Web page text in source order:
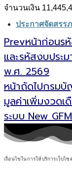
จำนวนเงิน
ประกาศจัดสรร
Prevหน้าก่อนร
และรหัสงบปร
พ.ศ. 2569
หน้าถัดไปกรมบั
มูลค่าเพิ่มงวดเ
ระบบ New
เงื่อนไขในการให้บริการเว็บไซ